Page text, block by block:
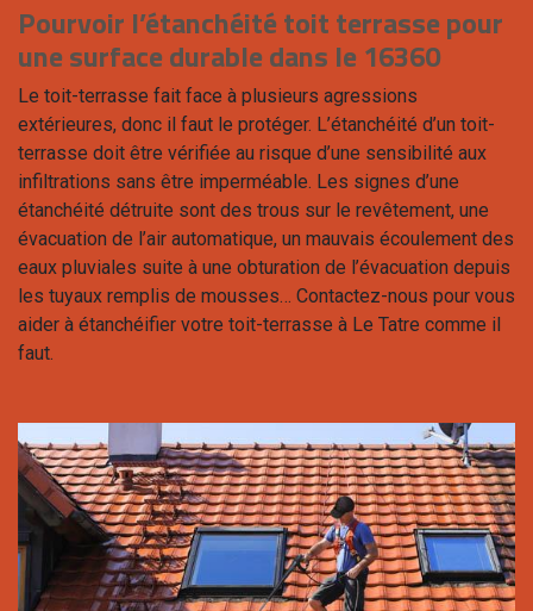
Pourvoir l’étanchéité toit terrasse pour
une surface durable dans le 16360
Le toit-terrasse fait face à plusieurs agressions
extérieures, donc il faut le protéger. L’étanchéité d’un toit-
terrasse doit être vérifiée au risque d’une sensibilité aux
infiltrations sans être imperméable. Les signes d’une
étanchéité détruite sont des trous sur le revêtement, une
évacuation de l’air automatique, un mauvais écoulement des
eaux pluviales suite à une obturation de l’évacuation depuis
les tuyaux remplis de mousses… Contactez-nous pour vous
aider à étanchéifier votre toit-terrasse à Le Tatre comme il
faut.